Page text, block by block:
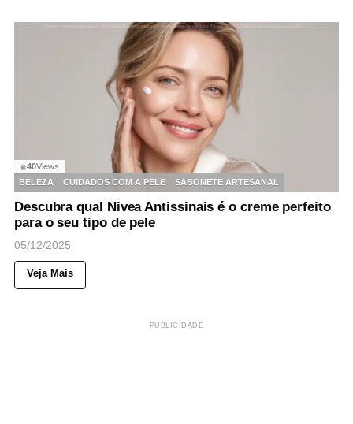
◉40Views
BELEZA
CUIDADOS COM A PELE SABONETE ARTESANAL
Descubra qual Nivea Antissinais é o creme perfeito
para o seu tipo de pele
05/12/2025
Veja Mais
PUBLICIDADE